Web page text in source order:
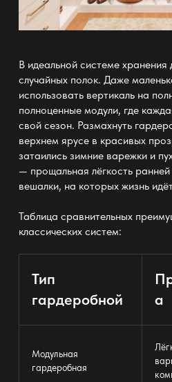
В идеальной системе
случайных полок. Даже
использовать вертикаль на
полноценные модули, где
свой сезон. Размахнуть
верхнем ярусе в красивых
затаились зимние варежки и
— прощальная лёгкость
вешалки, на которых жизнь
Таблица сравнительных
классических систем:
Тип
гардеробной
а
Модульная
гардеробная